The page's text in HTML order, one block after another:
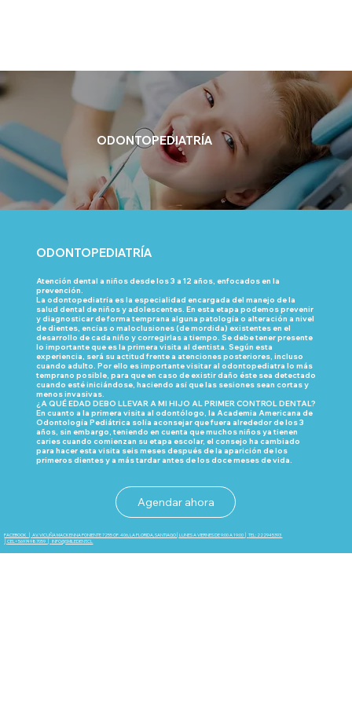
ODONTOPEDIATRÍA
Atención dental a niños desde los 3 a 12 años, enfocados en la
prevención.
La odontopediatría es la especialidad encargada del manejo de la
salud dental de niños y adolescentes. En esta etapa podemos prevenir
y diagnosticar de forma temprana alguna patología o alteración a nivel
de dientes, encías o maloclusiones (de mordida) existentes en el
desarrollo de cada niño y corregirlas a tiempo. Se debe tener presente
lo importante que es la primera visita al dentista. Según esta
experiencia, será su actitud frente a atenciones posteriores, incluso
cuando adulto. Por ello es importante visitar al odontopediatra lo más
temprano posible, para que en caso de existir daño éste sea detectado
cuando esté iniciándose, haciendo así que las sesiones sean cortas y
menos invasivas.
¿A QUÉ EDAD DEBO LLEVAR A MI HIJO AL PRIMER CONTROL DENTAL?
En cuanto a la primera visita al odontólogo, la Academia Americana de
Odontología Pediátrica solía aconsejar que fuera alrededor de los 3
años, sin embargo, teniendo en cuenta que muchos niños ya tienen
caries cuando comienzan su etapa escolar, el consejo ha cambiado
para hacer esta visita seis meses después de la aparición de los
primeros dientes y a más tardar antes de los doce meses de vida.
Agendar ahora
ODONTOPEDIATRÍA
FACEBOOK │AV. VICUÑA MACKENNA PONIENTE 7255 OF. 406, LA FLORIDA, SANTIAGO│LUNES A VIERNES DE 9:00 A 19:00 │TEL: 222945393
│CEL+56974987059 INFO@SMILEDENT.CL